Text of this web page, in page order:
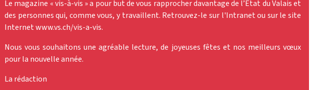
Le magazine « vis-à-vis » a pour but de vous rapprocher davantage de l’Etat du Valais et
des personnes qui, comme vous, y travaillent. Retrouvez-le sur l'Intranet ou sur le site
Internet www.vs.ch/vis-a-vis.
Nous vous souhaitons une agréable lecture, de joyeuses fêtes et nos meilleurs vœux
pour la nouvelle année.
La rédaction